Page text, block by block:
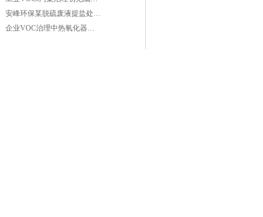
安峰环保某脱硫废液提盐处理项目验收成功
企业VOC治理中热氧化器如何安全运行？